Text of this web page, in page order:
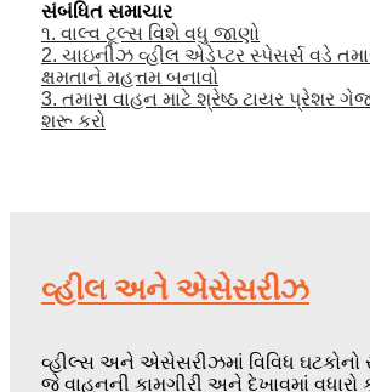
સંબંધિત સમાચાર
૧. વાલ્વ ટૂલ્સ વિશે વધુ જાણો
2. ચાઇનીઝ વ્હીલ એડેપ્ટર સ્પેસર્સ વડે
ક્ષમતાને મહત્તમ બનાવો
3. તમારા વાહન માટે શ્રેષ્ઠ ટાયર પ્રેશર
શરૂ કરો
વ્હીલ અને એસેસરીઝ
વ્હીલ્સ અને એસેસરીઝમાં વિવિધ
જે વાહનની કામગીરી અને દેખાવમાં વધારો